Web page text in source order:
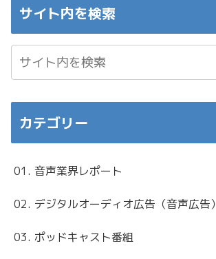
サイト内を検索
カテゴリー
01. 音声業界レポート
02. デジタルオーディオ広告（音声広告）
03. ポッドキャスト番組